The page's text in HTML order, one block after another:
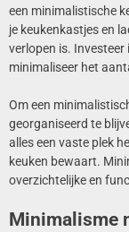
een minimalistische
je keukenkastjes en
verlopen is.
minimaliseer het
Om een
georganiseerd te
alles een vaste plek
keuken bewaart.
overzichtelijke en
Minimalisme